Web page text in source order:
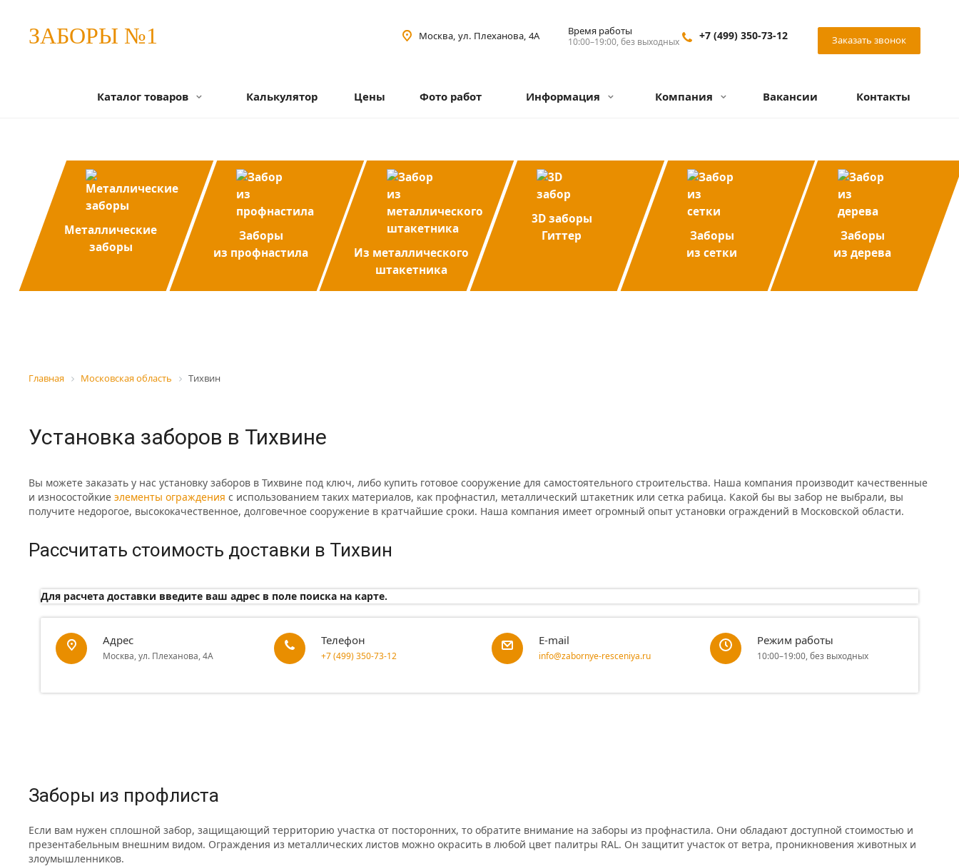
ЗАБОРЫ №1 Время работы
10:00–19:00, без выходных +7 (499) 350-73-12 Заказать звонок
Москва, ул. Плеханова, 4А
Каталог товаров Калькулятор Цены Фото работ Информация Компания Вакансии Контакты
Металлические
заборы
Заборы
из профнастила
Из металлического
штакетника
3D заборы
Гиттер
Заборы
из сетки
Заборы
из дерева
Главная Московская область Тихвин
Установка заборов в Тихвине
Вы можете заказать у нас установку заборов в Тихвине под ключ, либо купить готовое сооружение для самостоятельного строительства. Наша компания производит качественные
и износостойкие элементы ограждения с использованием таких материалов, как профнастил, металлический штакетник или сетка рабица. Какой бы вы забор не выбрали, вы
получите недорогое, высококачественное, долговечное сооружение в кратчайшие сроки. Наша компания имеет огромный опыт установки ограждений в Московской области.
Рассчитать стоимость доставки в Тихвин
Для расчета доставки введите ваш адрес в поле поиска на карте.
Адрес
Москва, ул. Плеханова, 4А
Телефон
+7 (499) 350-73-12
E-mail
info@zabornye-resceniya.ru
Режим работы
10:00–19:00, без выходных
Заборы из профлиста
Если вам нужен сплошной забор, защищающий территорию участка от посторонних, то обратите внимание на заборы из профнастила. Они обладают доступной стоимостью и
презентабельным внешним видом. Ограждения из металлических листов можно окрасить в любой цвет палитры RAL. Он защитит участок от ветра, проникновения животных и
злоумышленников.